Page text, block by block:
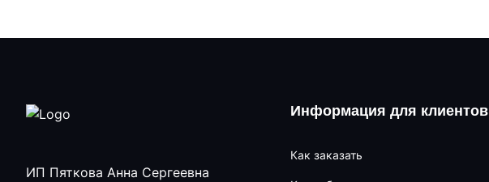
ИП Пяткова Анна Сергеевна
Информация для клиентов
Как заказать